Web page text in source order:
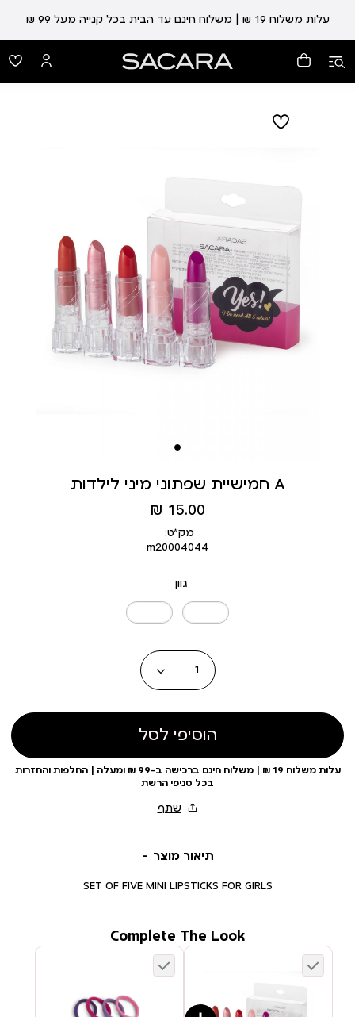
עלות משלוח 19 ₪ | משלוח חינם עד הבית בכל קנייה מעל 99 ₪
חמישיית שפתוני מיני לילדות A
מחיר
מוצר
15.00 ₪
מק״ט:
m20004044
גוון
כמות
הוסיפי לסל
עלות משלוח 19 ₪ | משלוח חינם ברכישה ב-99 ₪ ומעלה | החלפות והחזרות
בכל סניפי הרשת
תיאור מוצר
SET OF FIVE MINI LIPSTICKS FOR GIRLS
Complete The Look